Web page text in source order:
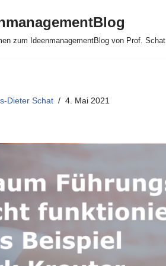
zum IdeenmanagementBlog von Prof. Schat
Dieter Schat 4. Mai 2021